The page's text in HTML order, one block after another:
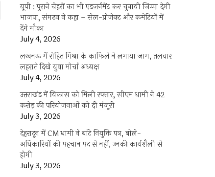
यूपी : पुराने चेहरों का भी एडजर्नमेंट कर चुनावी जिम्मा देगी
भाजपा, संगठन ने कहा – सेल-प्रोजेक्ट और कमेटियों में
देंगे मौका
July 4, 2026
लखनऊ में रोहित मिश्रा के काफिले ने लगाया जाम, तलवार
लहराते दिखे युवा मोर्चा अध्यक्ष
July 4, 2026
उत्तराखंड में विकास को मिली रफ्तार, सीएम धामी ने 42
करोड़ की परियोजनाओं को दी मंजूरी
July 3, 2026
देहरादून में CM धामी ने बांटे नियुक्ति पत्र, बोले-
अधिकारियों की पहचान पद से नहीं, उनकी कार्यशैली से
होगी
July 3, 2026